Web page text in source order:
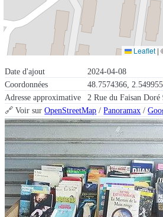
Date d'ajout
2024-04-08
Coordonnées
48.7574366, 2.549955
Adresse approximative
2 Rue du Faisan
🔗 Voir surOpenStreetMap /Panoramax /
Leaflet |